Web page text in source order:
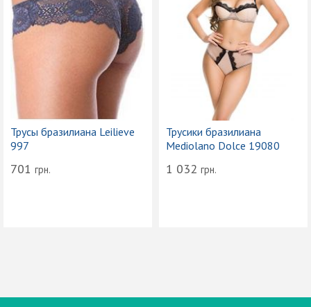
Трусы бразилиана Leilieve
997
701 грн.
Трусики бразилиана
Mediolano Dolce 19080
1 032 грн.